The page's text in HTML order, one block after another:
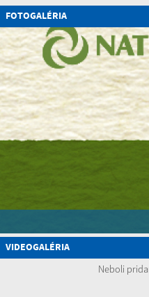
FOTOGALÉRIA
VIDEOGALÉRIA
Neboli